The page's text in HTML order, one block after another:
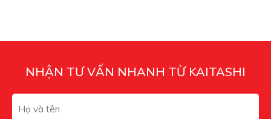
NHẬN TƯ VẤN NHANH TỪ KAITASHI